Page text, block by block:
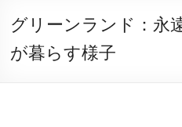
ー
グリーンランド：永
が暮らす様子